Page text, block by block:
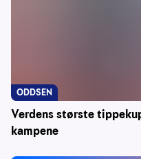
Verdens største
kampene
ODDSEN